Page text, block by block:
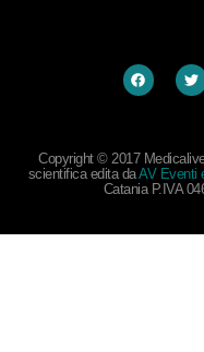
Copyright © 2017
scientifica edita daAV Eventi
Catania P.IVA